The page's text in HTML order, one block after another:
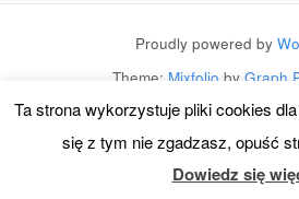
Proudly powered by
Theme: Mixfolio by Graph
Ta strona wykorzystuje pliki cookies
się z tym nie zgadzasz, opuść
Dowiedz się